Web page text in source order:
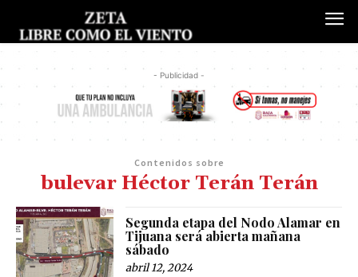
- Publicidad -
Contenidos sobre
bulevar Héctor Terán Terán
Segunda etapa del Nodo Alamar en
Tijuana será abierta mañana
sábado
abril 12, 2024